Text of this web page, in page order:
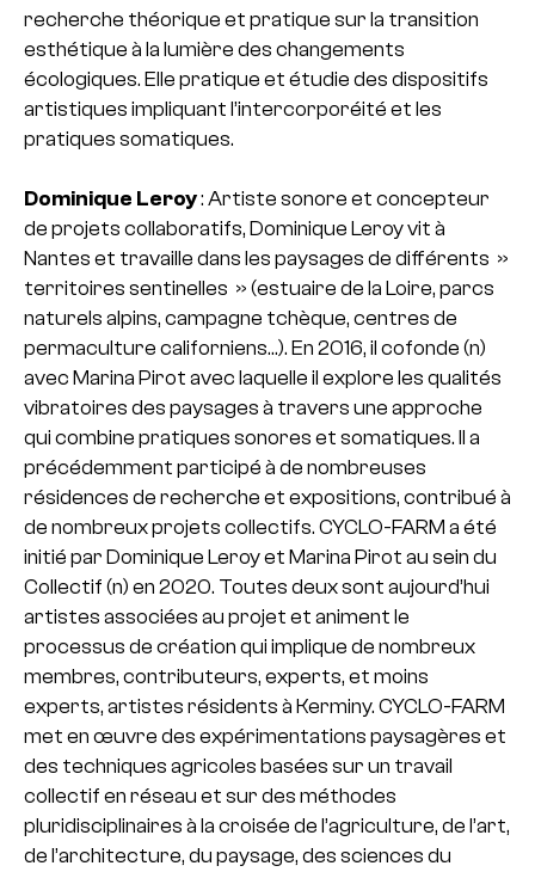
recherche théorique et pratique sur la transition
esthétique à la lumière des changements
écologiques. Elle pratique et étudie des dispositifs
artistiques impliquant l’intercorporéité et les
pratiques somatiques.
Dominique Leroy: Artiste sonore et concepteur
de projets collaboratifs, Dominique Leroy vit à
Nantes et travaille dans les paysages de différents »
territoires sentinelles » (estuaire de la Loire, parcs
naturels alpins, campagne tchèque, centres de
permaculture californiens…). En 2016, il cofonde (n)
avec Marina Pirot avec laquelle il explore les qualités
vibratoires des paysages à travers une approche
qui combine pratiques sonores et somatiques. Il a
précédemment participé à de nombreuses
résidences de recherche et expositions, contribué à
de nombreux projets collectifs. CYCLO-FARM a été
initié par Dominique Leroy et Marina Pirot au sein du
Collectif (n) en 2020. Toutes deux sont aujourd’hui
artistes associées au projet et animent le
processus de création qui implique de nombreux
membres, contributeurs, experts, et moins
experts, artistes résidents à Kerminy. CYCLO-FARM
met en œuvre des expérimentations paysagères et
des techniques agricoles basées sur un travail
collectif en réseau et sur des méthodes
pluridisciplinaires à la croisée de l’agriculture, de l’art,
de l’architecture, du paysage, des sciences du